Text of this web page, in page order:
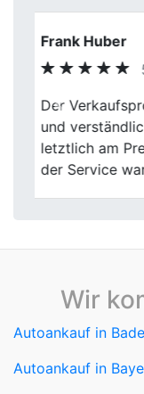
Herr Freitag
Daumen
defekten
ordentlich
zuverlässig.
Previous
Wir
Autoankauf in
Autoankauf in